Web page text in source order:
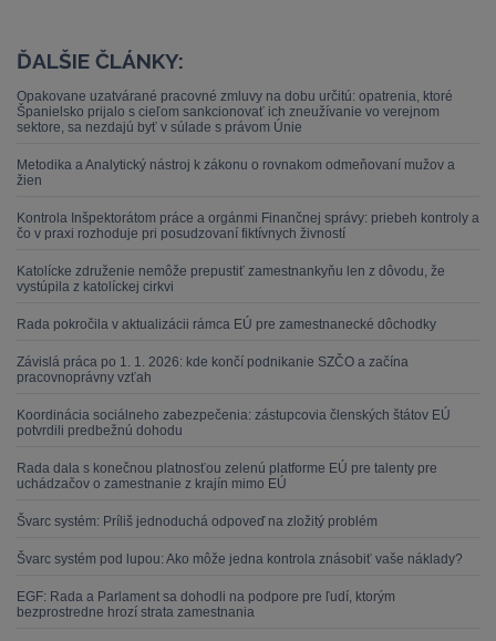
ĎALŠIE ČLÁNKY:
Opakovane uzatvárané pracovné zmluvy na dobu určitú: opatrenia, ktoré
Španielsko prijalo s cieľom sankcionovať ich zneužívanie vo verejnom
sektore, sa nezdajú byť v súlade s právom Únie
Metodika a Analytický nástroj k zákonu o rovnakom odmeňovaní mužov a
žien
Kontrola Inšpektorátom práce a orgánmi Finančnej správy: priebeh kontroly a
čo v praxi rozhoduje pri posudzovaní fiktívnych živností
Katolícke združenie nemôže prepustiť zamestnankyňu len z dôvodu, že
vystúpila z katolíckej cirkvi
Rada pokročila v aktualizácii rámca EÚ pre zamestnanecké dôchodky
Závislá práca po 1. 1. 2026: kde končí podnikanie SZČO a začína
pracovnoprávny vzťah
Koordinácia sociálneho zabezpečenia: zástupcovia členských štátov EÚ
potvrdili predbežnú dohodu
Rada dala s konečnou platnosťou zelenú platforme EÚ pre talenty pre
uchádzačov o zamestnanie z krajín mimo EÚ
Švarc systém: Príliš jednoduchá odpoveď na zložitý problém
Švarc systém pod lupou: Ako môže jedna kontrola znásobiť vaše náklady?
EGF: Rada a Parlament sa dohodli na podpore pre ľudí, ktorým
bezprostredne hrozí strata zamestnania